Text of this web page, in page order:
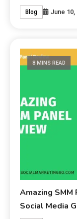
Blog June 10,
8 MINS READ
Amazing
Social Media